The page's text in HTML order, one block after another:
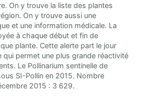
On y trouve la liste des plantes
On y trouve aussi une
et une information médicale. La
à chaque début et fin de
plante. Cette alerte part le jour
qui permet une plus grande réactivité
Le Pollinarium sentinelle de
SI-Pollin en 2015. Nombre
2015 : 3 629.